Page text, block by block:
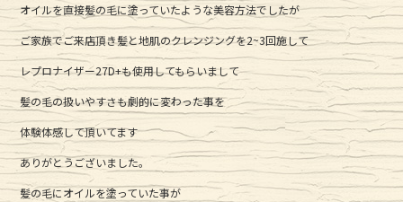
オイルを直接髪の毛に塗っていたような美容方法でしたが
ご家族でご来店頂き髪と地肌のクレンジングを2~3回施して
レプロナイザー27D+も使用してもらいまして
髪の毛の扱いやすさも劇的に変わった事を
体験体感して頂いてます
ありがとうございました。
髪の毛にオイルを塗っていた事が